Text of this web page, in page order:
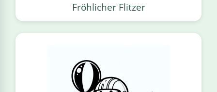
Fröhlicher Flitzer